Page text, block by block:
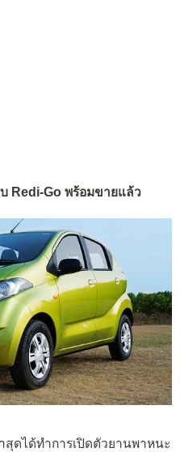
Redi-Go พร้อมขายแล้ว
ดได้ทำการเปิดตัวยานพาหนะ